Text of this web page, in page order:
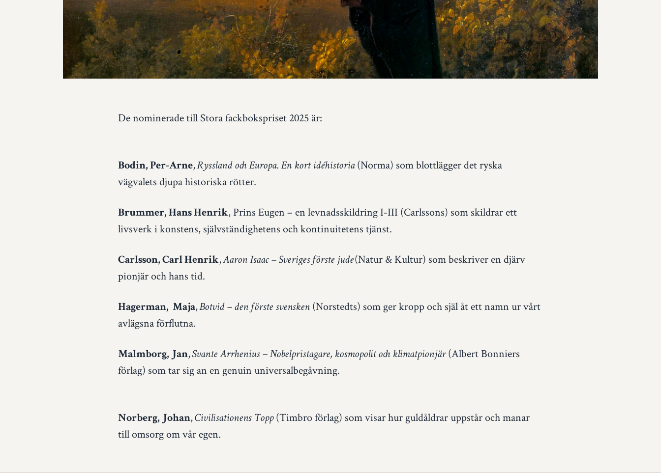
De nominerade till Stora fackbokspriset 2025 är:
Bodin, Per-Arne,Ryssland och Europa. En kort idéhistoria(Norma) som blottlägger det ryska
vägvalets djupa historiska rötter.
Brummer, Hans Henrik, Prins Eugen – en levnadsskildring I-III (Carlssons) som skildrar ett
livsverk i konstens, självständighetens och kontinuitetens tjänst.
Carlsson, Carl Henrik,Aaron Isaac – Sveriges förste jude(Natur & Kultur) som beskriver en djärv
pionjär och hans tid.
Hagerman, Maja,Botvid – den förste svensken (Norstedts) som ger kropp och själ åt ett namn ur vårt
avlägsna förflutna.
Malmborg, Jan,Svante Arrhenius – Nobelpristagare, kosmopolit och klimatpionjär(Albert Bonniers
förlag) som tar sig an en genuin universalbegåvning.
Norberg, Johan,Civilisationens Topp(Timbro förlag) som visar hur guldåldrar uppstår och manar
till omsorg om vår egen.